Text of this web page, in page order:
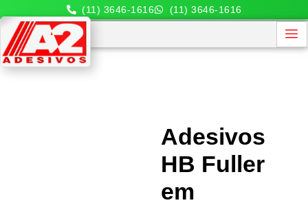
(11) 3646-1616 (11) 3646-1616
Adesivos
HB Fuller
em